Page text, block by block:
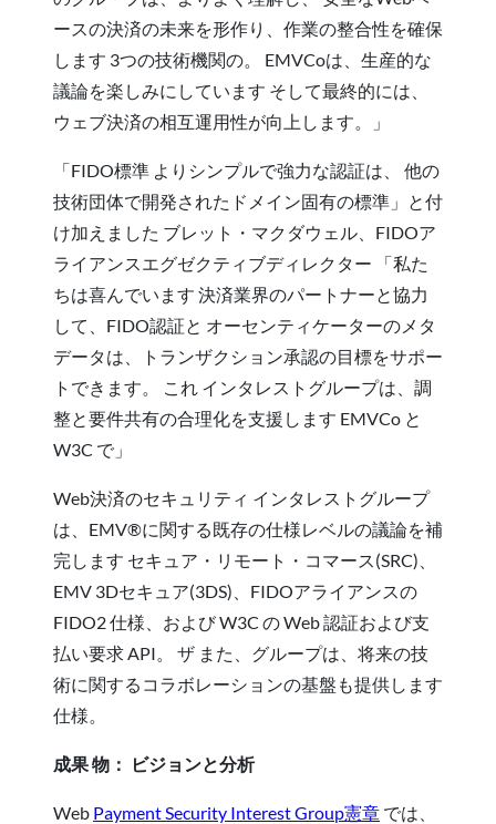
ースの決済の未来を形作り、作業の整合性を確保
します 3つの技術機関の。 EMVCoは、生産的な
議論を楽しみにしています そして最終的には、
ウェブ決済の相互運用性が向上します。」
「FIDO標準 よりシンプルで強力な認証は、 他の
技術団体で開発されたドメイン固有の標準」と付
け加えました ブレット・マクダウェル、FIDOア
ライアンスエグゼクティブディレクター 「私た
ちは喜んでいます 決済業界のパートナーと協力
して、FIDO認証と オーセンティケーターのメタ
データは、トランザクション承認の目標をサポー
トできます。 これ インタレストグループは、調
整と要件共有の合理化を支援します EMVCo と
W3C で」
Web決済のセキュリティ インタレストグループ
は、EMV®に関する既存の仕様レベルの議論を補
完します セキュア・リモート・コマース(SRC)、
EMV 3Dセキュア(3DS)、FIDOアライアンスの
FIDO2 仕様、および W3C の Web 認証および支
払い要求 API。 ザ また、グループは、将来の技
術に関するコラボレーションの基盤も提供します
仕様。
成果 物： ビジョンと分析
Web Payment Security Interest Group憲章 では、